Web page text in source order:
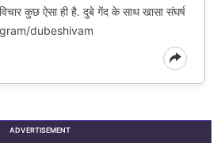
कुछ ऐसा ही है. दुबे गेंद के साथ खासा संघर्ष
dubeshivam
ADVERTISEMENT